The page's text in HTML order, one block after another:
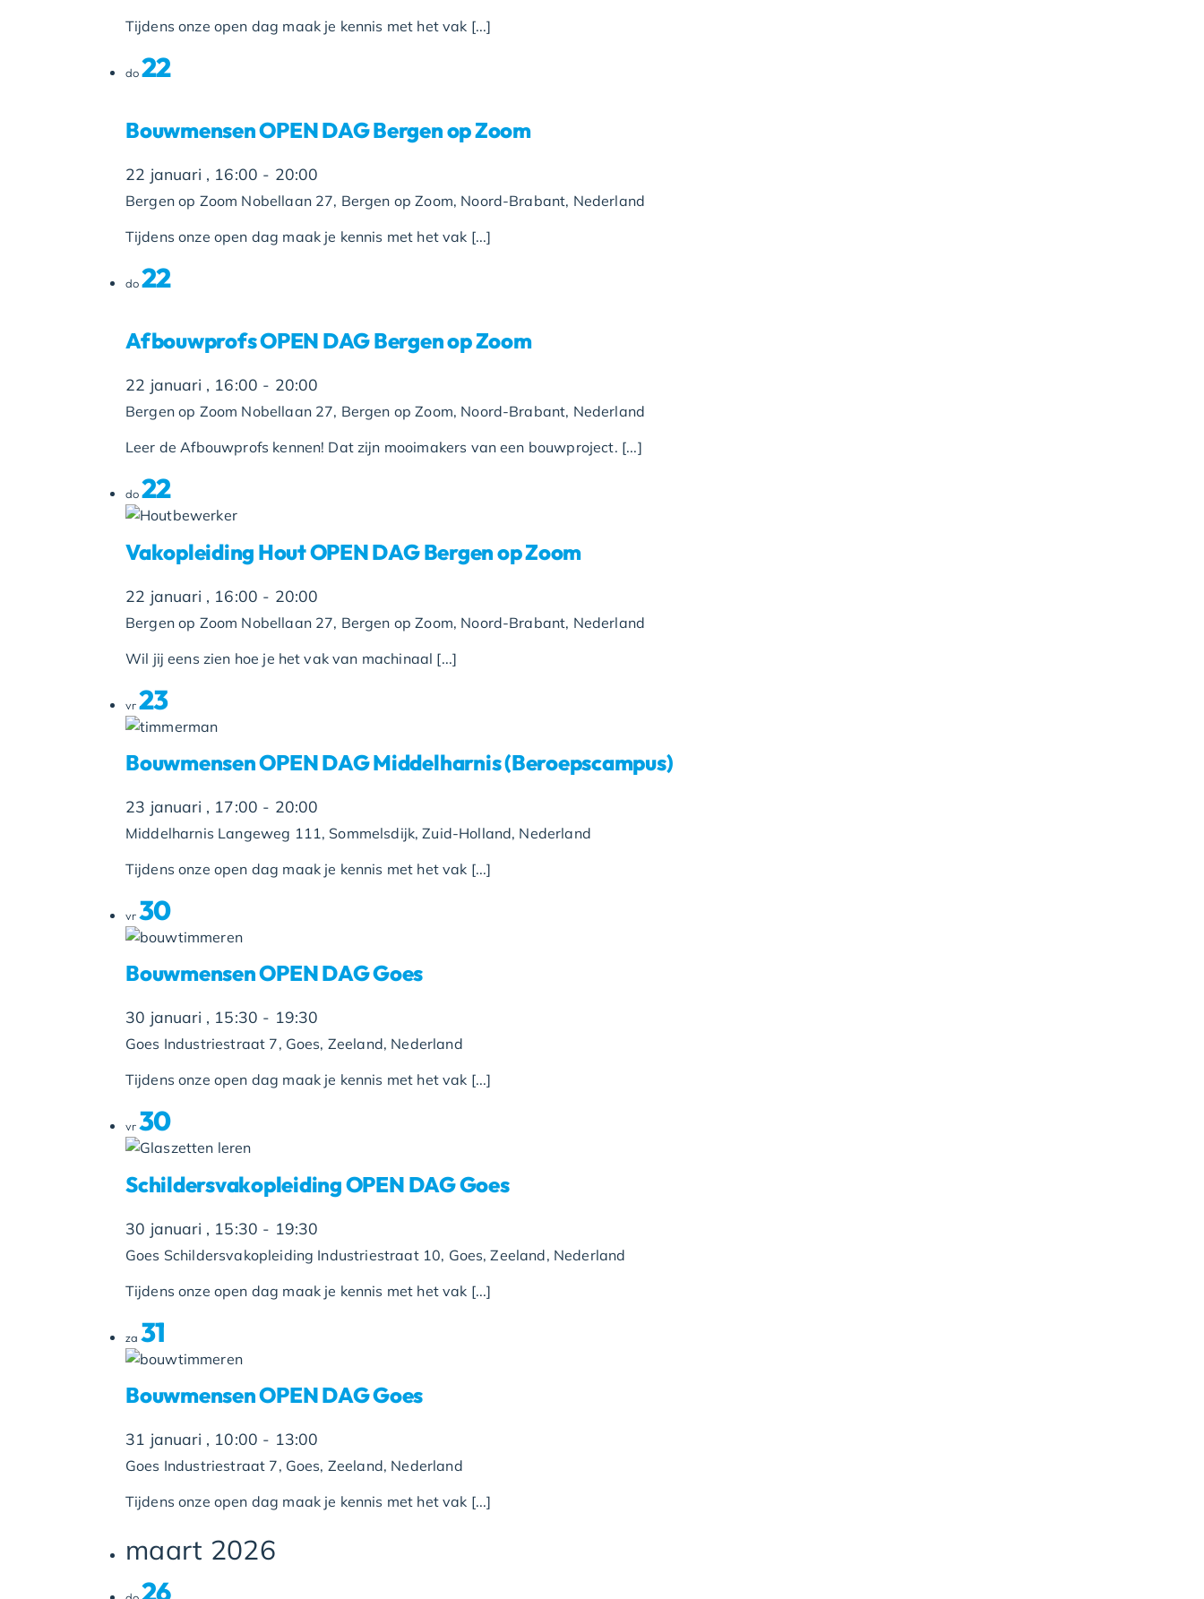
Tijdens onze open dag maak je kennis met het vak [...]
do22
Bouwmensen OPEN DAG Bergen op Zoom
22 januari , 16:00 - 20:00
Bergen op Zoom Nobellaan 27, Bergen op Zoom, Noord-Brabant, Nederland
Tijdens onze open dag maak je kennis met het vak [...]
do22
Afbouwprofs OPEN DAG Bergen op Zoom
22 januari , 16:00 - 20:00
Bergen op Zoom Nobellaan 27, Bergen op Zoom, Noord-Brabant, Nederland
Leer de Afbouwprofs kennen! Dat zijn mooimakers van een bouwproject. [...]
do22
Vakopleiding Hout OPEN DAG Bergen op Zoom
22 januari , 16:00 - 20:00
Bergen op Zoom Nobellaan 27, Bergen op Zoom, Noord-Brabant, Nederland
Wil jij eens zien hoe je het vak van machinaal [...]
vr23
Bouwmensen OPEN DAG Middelharnis (Beroepscampus)
23 januari , 17:00 - 20:00
Middelharnis Langeweg 111, Sommelsdijk, Zuid-Holland, Nederland
Tijdens onze open dag maak je kennis met het vak [...]
vr30
Bouwmensen OPEN DAG Goes
30 januari , 15:30 - 19:30
Goes Industriestraat 7, Goes, Zeeland, Nederland
Tijdens onze open dag maak je kennis met het vak [...]
vr30
Schildersvakopleiding OPEN DAG Goes
30 januari , 15:30 - 19:30
Goes Schildersvakopleiding Industriestraat 10, Goes, Zeeland, Nederland
Tijdens onze open dag maak je kennis met het vak [...]
za 31
Bouwmensen OPEN DAG Goes
31 januari , 10:00 - 13:00
Goes Industriestraat 7, Goes, Zeeland, Nederland
Tijdens onze open dag maak je kennis met het vak [...]
maart 2026
26